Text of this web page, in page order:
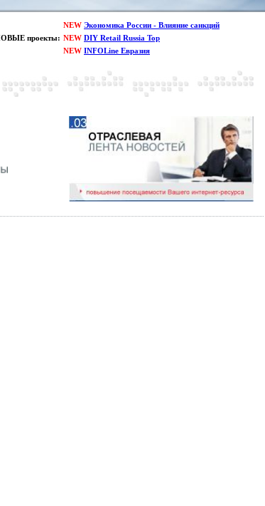
проекты:
NEW Экономика России - Влияние санкций
NEW DIY Retail Russia Top
NEW INFOLine Евразия